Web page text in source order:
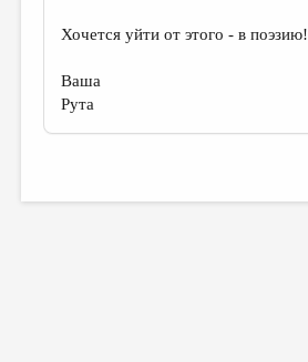
Хочется уйти от этого - в поэзию!
Ваша
Рута